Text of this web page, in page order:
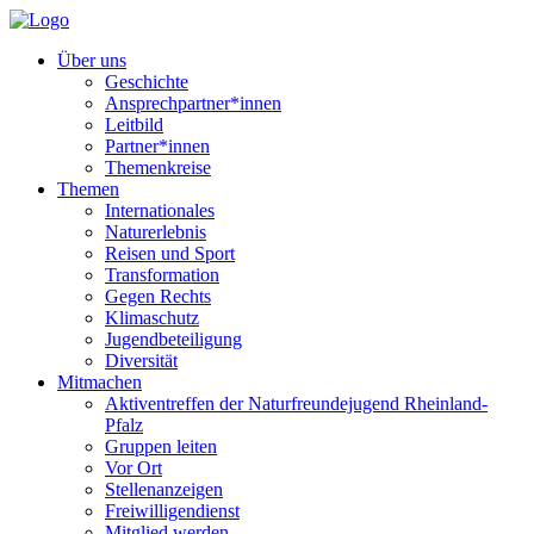
Über uns
Geschichte
Ansprechpartner*innen
Leitbild
Partner*innen
Themenkreise
Themen
Internationales
Naturerlebnis
Reisen und Sport
Transformation
Gegen Rechts
Klimaschutz
Jugendbeteiligung
Diversität
Mitmachen
Aktiventreffen der Naturfreundejugend Rheinland-
Pfalz
Gruppen leiten
Vor Ort
Stellenanzeigen
Freiwilligendienst